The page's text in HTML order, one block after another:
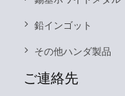
鉛インゴット
その他ハンダ製品
ご連絡先